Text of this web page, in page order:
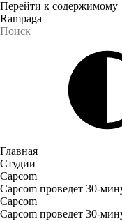
Перейти к содержимому
Rampaga
Главная
Студии
Capcom
Capcom проведет 30-
Capcom
Capcom проведет 30-